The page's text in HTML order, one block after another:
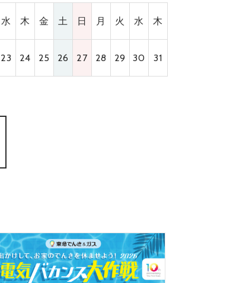
水 木 金 土 日 月 火 水 木
23 24 25 26 27 28 29 30 31